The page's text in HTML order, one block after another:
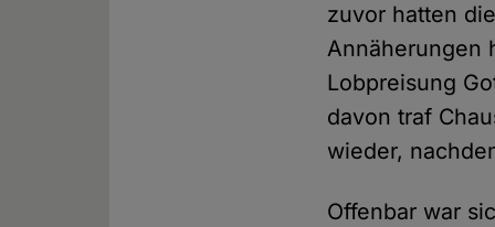
zuvor hatten
Annäherungen
Lobpreisung
davon traf
wieder,
Offenbar war